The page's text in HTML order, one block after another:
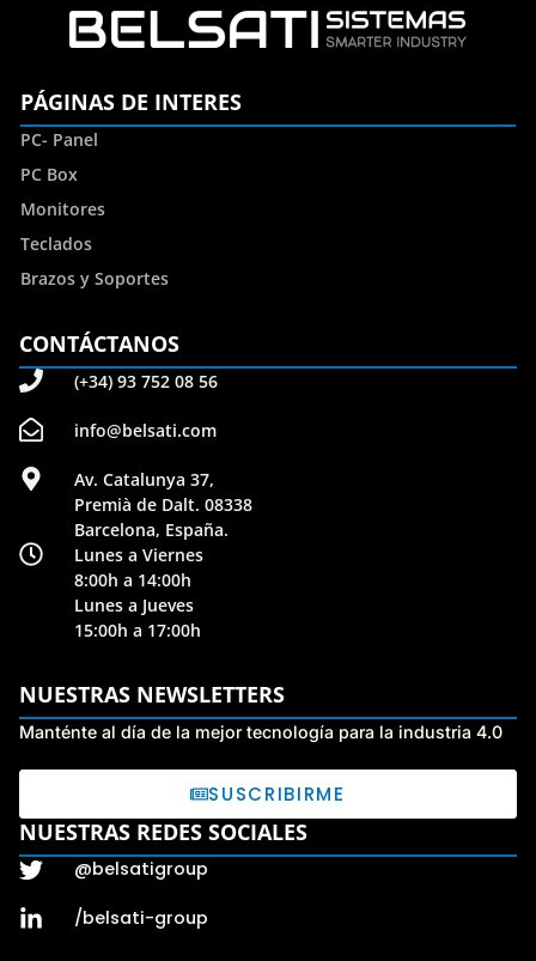
PÁGINAS DE INTERES
PC- Panel
PC Box
Monitores
Teclados
Brazos y Soportes
CONTÁCTANOS
(+34) 93 752 08 56
info@belsati.com
Av. Catalunya 37,
Premià de Dalt. 08338
Barcelona, España.
Lunes a Viernes
8:00h a 14:00h
Lunes a Jueves
15:00h a 17:00h
NUESTRAS NEWSLETTERS
Manténte al día de la mejor tecnología para la industria 4.0
SUSCRIBIRME
NUESTRAS REDES SOCIALES
@belsatigroup
/belsati-group